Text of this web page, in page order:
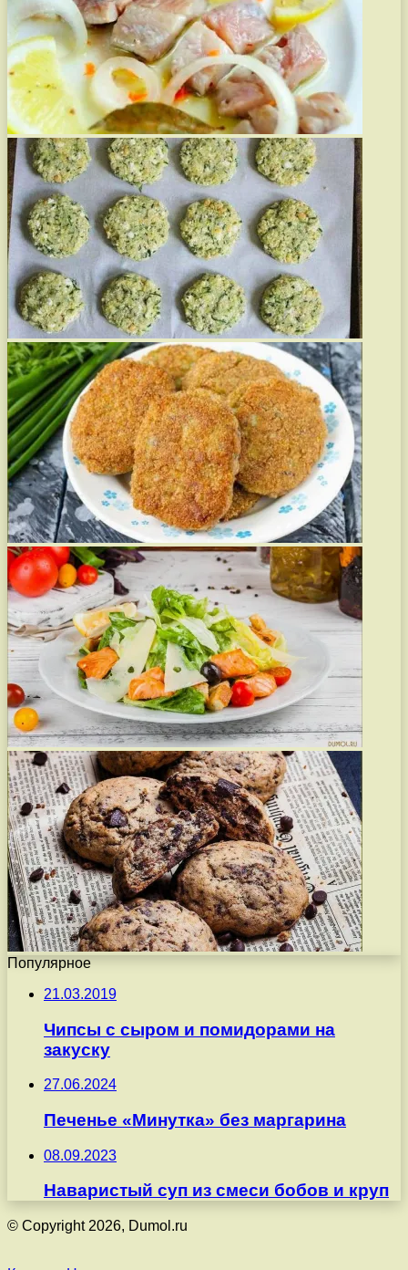
Популярное
21.03.2019
Чипсы с сыром и помидорами на
закуску
27.06.2024
Печенье «Минутка» без маргарина
08.09.2023
Наваристый суп из смеси бобов и круп
© Copyright 2026, Dumol.ru